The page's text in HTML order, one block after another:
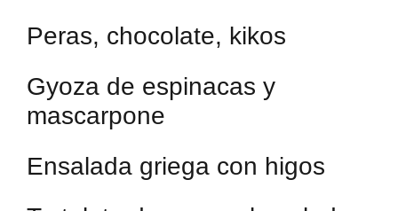
Peras, chocolate, kikos
Gyoza de espinacas y
mascarpone
Ensalada griega con higos